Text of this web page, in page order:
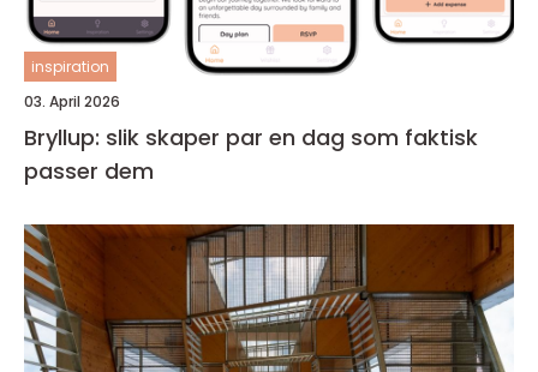
inspiration
03. April 2026
Bryllup: slik skaper par en dag som faktisk
passer dem